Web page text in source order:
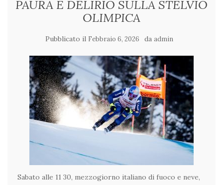
PAURA E DELIRIO SULLA STELVIO
OLIMPICA
Pubblicato il Febbraio 6, 2026 da admin
Sabato alle 11 30, mezzogiorno italiano di fuoco e neve,